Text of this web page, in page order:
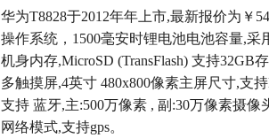
华为T8828于2012年年上市,最新报价为￥
操作系统，1500毫安时锂电池电池容量,采
机身内存,MicroSD (TransFlash) 支持32GB
多触摸屏,4英寸 480x800像素主屏尺寸,支
支持 蓝牙,主:500万像素 , 副:30万像素摄像
网络模式,支持gps。